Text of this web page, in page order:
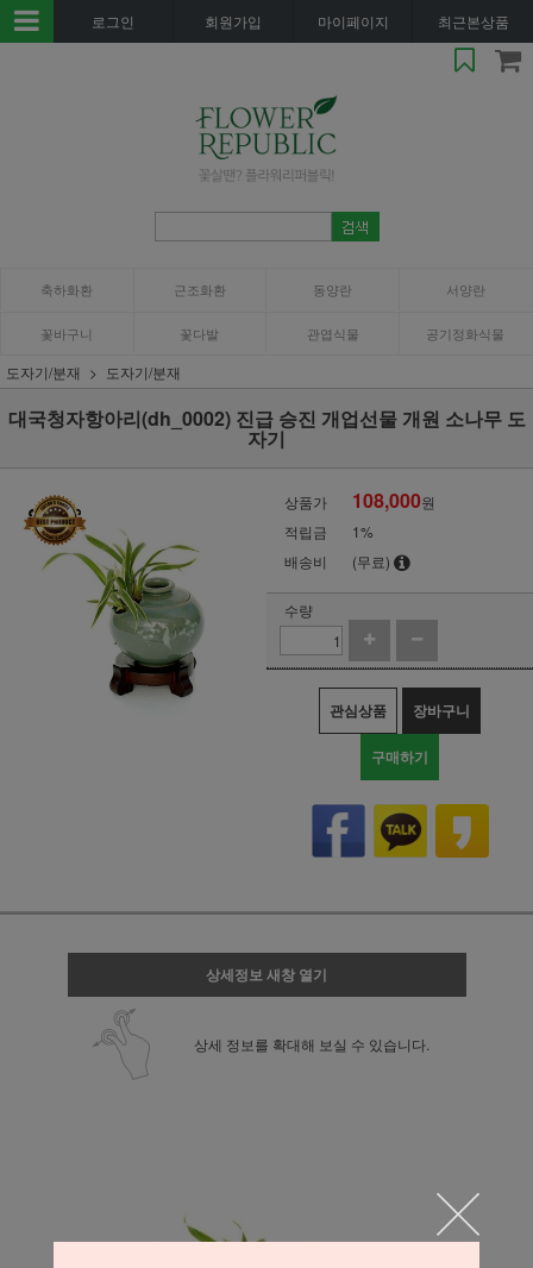
로그인 회원가입 마이페이지 최근본상품
축하화환 근조화환 동양란 서양란
꽃바구니 꽃다발 관엽식물 공기정화식물
도자기/분재 도자기/분재
대국청자항아리(dh_0002) 진급 승진 개업선물 개원 소나무 도
자기
상품가 108,000원
적립금
1%
배송비
(무료)
수량
관심상품 장바구니
구매하기
상세정보 새창 열기
상세 정보를 확대해 보실 수 있습니다.